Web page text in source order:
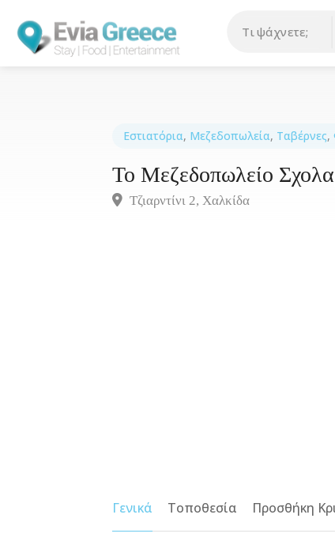
Εστιατόρια, Μεζεδοπωλεία, Ταβέρνες,
Το Μεζεδοπωλείο
Τζιαρντίνι 2, Χαλκίδα
Γενικά Τοποθεσία Προσθήκη